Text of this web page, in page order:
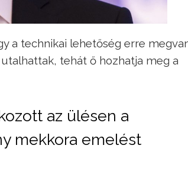
a technikai lehetőség erre
tehát ő hozhatja meg a
az ülésen a
mekkora emelést